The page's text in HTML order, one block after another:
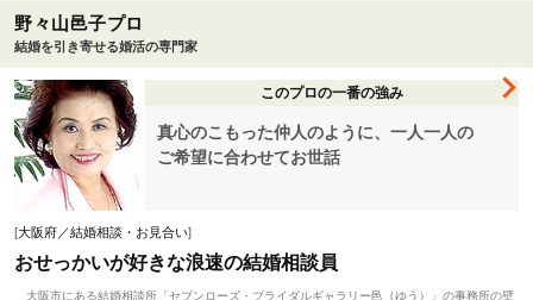
野々山邑子プロ
結婚を引き寄せる婚活の専門家
このプロの一番の強み
真心のこもった仲人のように、一人一人の
ご希望に合わせてお世話
[大阪府／結婚相談・お見合い]
おせっかいが好きな浪速の結婚相談員
大阪市にある結婚相談所「セブンローズ・ブライダルギャラリー邑（ゆう）」の事務所の壁